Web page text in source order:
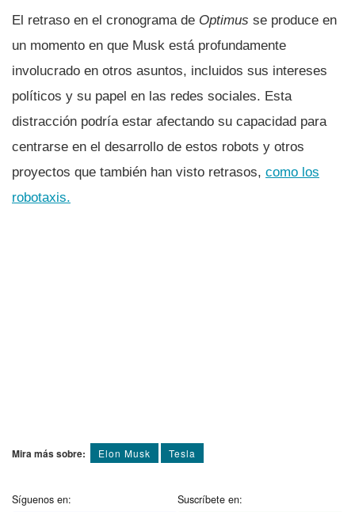
El retraso en el cronograma de Optimus se produce en
un momento en que Musk está profundamente
involucrado en otros asuntos, incluidos sus intereses
políticos y su papel en las redes sociales. Esta
distracción podría estar afectando su capacidad para
centrarse en el desarrollo de estos robots y otros
proyectos que también han visto retrasos, como los
robotaxis.
Mira más sobre: Elon Musk Tesla
Síguenos en: Suscríbete en: